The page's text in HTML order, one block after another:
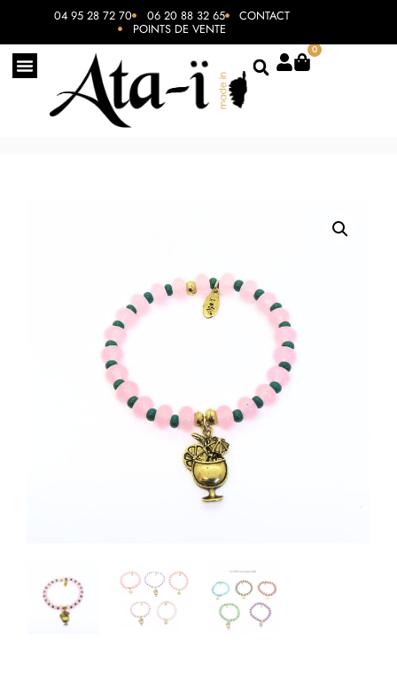
04 95 28 72 70 06 20 88 32 65 CONTACT
POINTS DE VENTE
0